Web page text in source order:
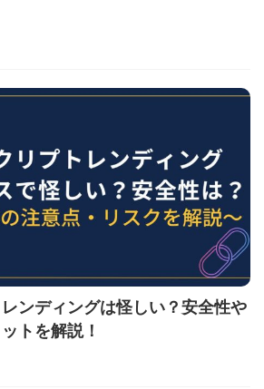
ンディングは怪しい？安全性や
トを解説！